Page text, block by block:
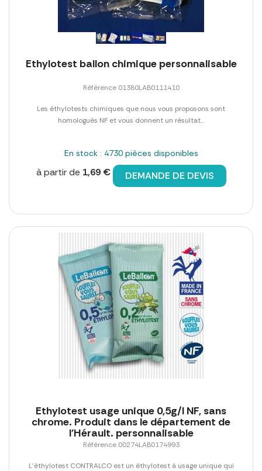
Ethylotest ballon chimique personnalisable
Référence 01380LAB0111410
Les éthylotests chimiques que nous vous proposons sont
homologués NF et vous donnent un résultat...
En stock : 4730 pièces disponibles
à partir de 1,69 € DEMANDE DE DEVIS
Ethylotest usage unique 0,5g/l NF, sans
chrome. Produit dans le département de
l'Hérault. personnalisable
Référence 00274LAB0174993
L'éthylotest CONTRALCO est un éthylotest à usage unique qui